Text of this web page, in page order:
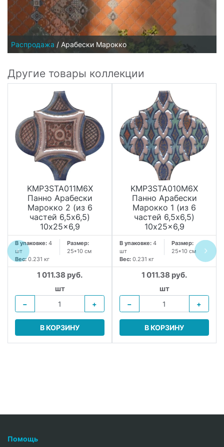
Распродажа / Арабески Марокко
Другие товары коллекции
KMP3STA011M6X
Панно Арабески
Марокко 2 (из 6
частей 6,5x6,5)
10x25x6,9
В упаковке: 4
шт
Размер:
25*10 см
Вес:0.231 кг
1 011.38 руб.
шт
−
+
В КОРЗИНУ
KMP3STA010M6X
Панно Арабески
Марокко 1 (из 6
частей 6,5x6,5)
10x25x6,9
В упаковке: 4
шт
Размер:
25*10 см
Вес: 0.231 кг
1 011.38 руб.
шт
−
+
В КОРЗИНУ
Помощь